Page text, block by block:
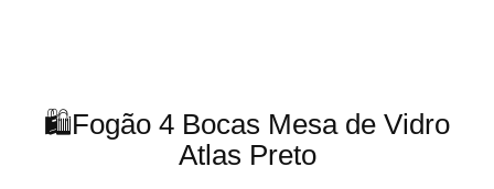
🛍️Fogão 4 Bocas Mesa de Vidro
Atlas Preto